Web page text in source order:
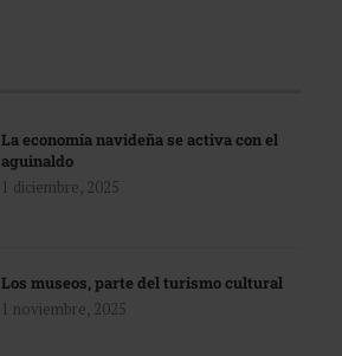
La economía navideña se activa con el
aguinaldo
1 diciembre, 2025
Los museos, parte del turismo cultural
1 noviembre, 2025